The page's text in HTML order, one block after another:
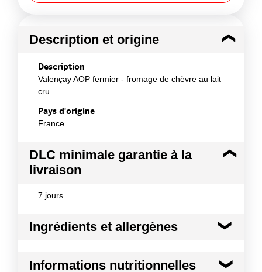
Description et origine
Description
Valençay AOP fermier - fromage de chèvre au lait
cru
Pays d'origine
France
DLC minimale garantie à la
livraison
7 jours
Ingrédients et allergènes
Lait cru de chèvre, ferments (contient lait), sel,
Informations nutritionnelles